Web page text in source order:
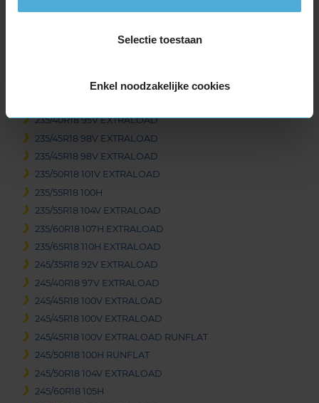
Selectie toestaan
Enkel noodzakelijke cookies
225/45R18 95V EXTRALOAD RUNFLAT
225/60R18 104H EXTRALOAD RUNFLAT
235/40R18 95V EXTRALOAD
235/45R18 98V EXTRALOAD
235/45R18 98V EXTRALOAD
235/50R18 101V EXTRALOAD
235/55R18 100H
235/55R18 104V EXTRALOAD
235/60R18 107H EXTRALOAD
235/65R18 110H EXTRALOAD
245/35R18 92V EXTRALOAD
245/40R18 97V EXTRALOAD
245/45R18 100V EXTRALOAD
245/45R18 100V EXTRALOAD
245/45R18 100V EXTRALOAD RUNFLAT
245/50R18 100H RUNFLAT
245/50R18 104V EXTRALOAD
245/60R18 105H